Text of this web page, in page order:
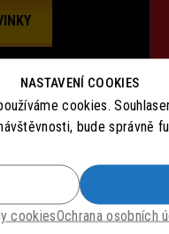
NASTAVENÍ COOKIES
cookies.
bude správně
cookiesOchrana osobních
SLEDUJTE NÁS